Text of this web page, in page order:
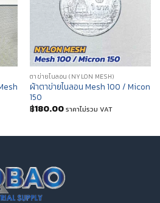
ตาข่ายไนลอน (NYLON MESH)
ผ้าตาข่ายไนลอน Mesh 100 / Micon
150
฿180.00 ราคาไม่รวม VAT